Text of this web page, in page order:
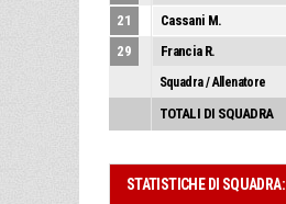
21 Cassani M.
29 Francia R.
Squadra / Allenatore
TOTALI DI SQUADRA
STATISTICHE DI SQUADRA: